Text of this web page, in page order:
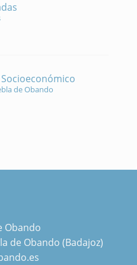
de Obando
Obando
de Obando (Badajoz)